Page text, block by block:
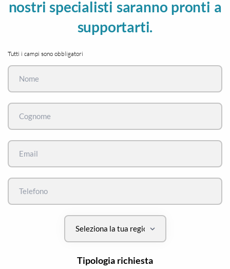
nostri specialisti saranno pronti a
supportarti.
Tutti i campi sono obbligatori
Tipologia richiesta